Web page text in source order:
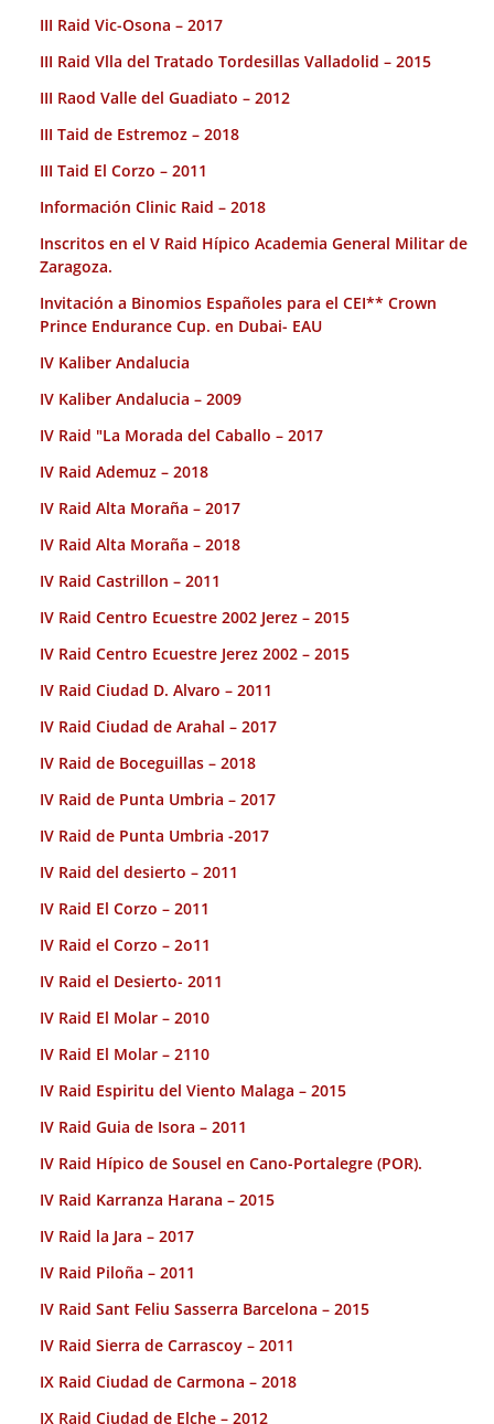
III Raid Vic-Osona – 2017
III Raid Vlla del Tratado Tordesillas Valladolid – 2015
III Raod Valle del Guadiato – 2012
III Taid de Estremoz – 2018
III Taid El Corzo – 2011
Información Clinic Raid – 2018
Inscritos en el V Raid Hípico Academia General Militar de
Zaragoza.
Invitación a Binomios Españoles para el CEI** Crown
Prince Endurance Cup. en Dubai- EAU
IV Kaliber Andalucia
IV Kaliber Andalucia – 2009
IV Raid "La Morada del Caballo – 2017
IV Raid Ademuz – 2018
IV Raid Alta Moraña – 2017
IV Raid Alta Moraña – 2018
IV Raid Castrillon – 2011
IV Raid Centro Ecuestre 2002 Jerez – 2015
IV Raid Centro Ecuestre Jerez 2002 – 2015
IV Raid Ciudad D. Alvaro – 2011
IV Raid Ciudad de Arahal – 2017
IV Raid de Boceguillas – 2018
IV Raid de Punta Umbria – 2017
IV Raid de Punta Umbria -2017
IV Raid del desierto – 2011
IV Raid El Corzo – 2011
IV Raid el Corzo – 2o11
IV Raid el Desierto- 2011
IV Raid El Molar – 2010
IV Raid El Molar – 2110
IV Raid Espiritu del Viento Malaga – 2015
IV Raid Guia de Isora – 2011
IV Raid Hípico de Sousel en Cano-Portalegre (POR).
IV Raid Karranza Harana – 2015
IV Raid la Jara – 2017
IV Raid Piloña – 2011
IV Raid Sant Feliu Sasserra Barcelona – 2015
IV Raid Sierra de Carrascoy – 2011
IX Raid Ciudad de Carmona – 2018
IX Raid Ciudad de Elche – 2012